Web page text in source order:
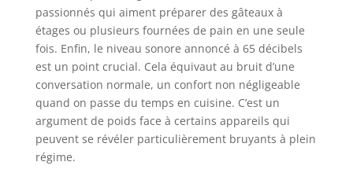
pétrisseur avec
revêtement anti-
corrosion, cage à
fouetter en fil
d'acier inoxydable,
il suffit de les jeter
dans le lave-
vaisselle et de ne
pas se soucier du
passionnés qui aiment préparer des gâteaux à
étages ou plusieurs fournées de pain en une seule
fois. Enfin, le niveau sonore annoncé à 65 décibels
est un point crucial. Cela équivaut au bruit d’une
conversation normale, un confort non négligeable
quand on passe du temps en cuisine. C’est un
argument de poids face à certains appareils qui
peuvent se révéler particulièrement bruyants à plein
régime.